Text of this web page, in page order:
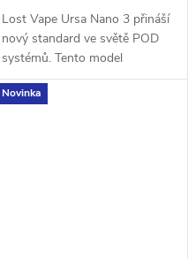
Lost Vape Ursa Nano 3 přináší
nový standard ve světě POD
systémů. Tento model
kombinuje elegantní design s
precizním zpracováním a
Novinka